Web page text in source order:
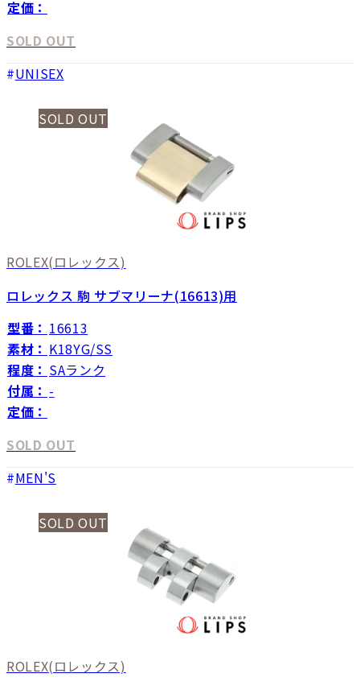
定価：
SOLD OUT
UNISEX
SOLD OUT
ROLEX(ロレックス)
ロレックス 駒 サブマリーナ(16613)用
型番： 16613
素材： K18YG/SS
程度： SAランク
付属： -
定価：
SOLD OUT
MEN'S
SOLD OUT
ROLEX(ロレックス)